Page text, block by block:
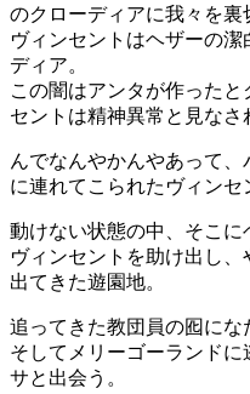
のクローディアに我々を裏
ヴィンセントはヘザーの
ディア。
この闇はアンタが作った
セントは精神異常と見なさ
んでなんやかんやあって
に連れてこられたヴィンセ
動けない状態の中、そこに
ヴィンセントを助け出し
出てきた遊園地。
追ってきた教団員の囮にな
そしてメリーゴーランド
サと出会う。